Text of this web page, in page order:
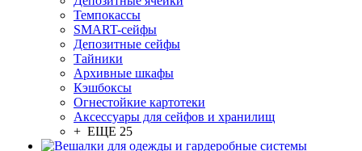
Темпокассы
SMART-сейфы
Депозитные сейфы
Тайники
Архивные шкафы
Кэшбоксы
Огнестойкие картотеки
Аксессуары для сейфов и хранилищ
+ ЕЩЕ 25